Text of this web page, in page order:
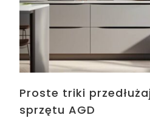
Proste triki
sprzętu AGD